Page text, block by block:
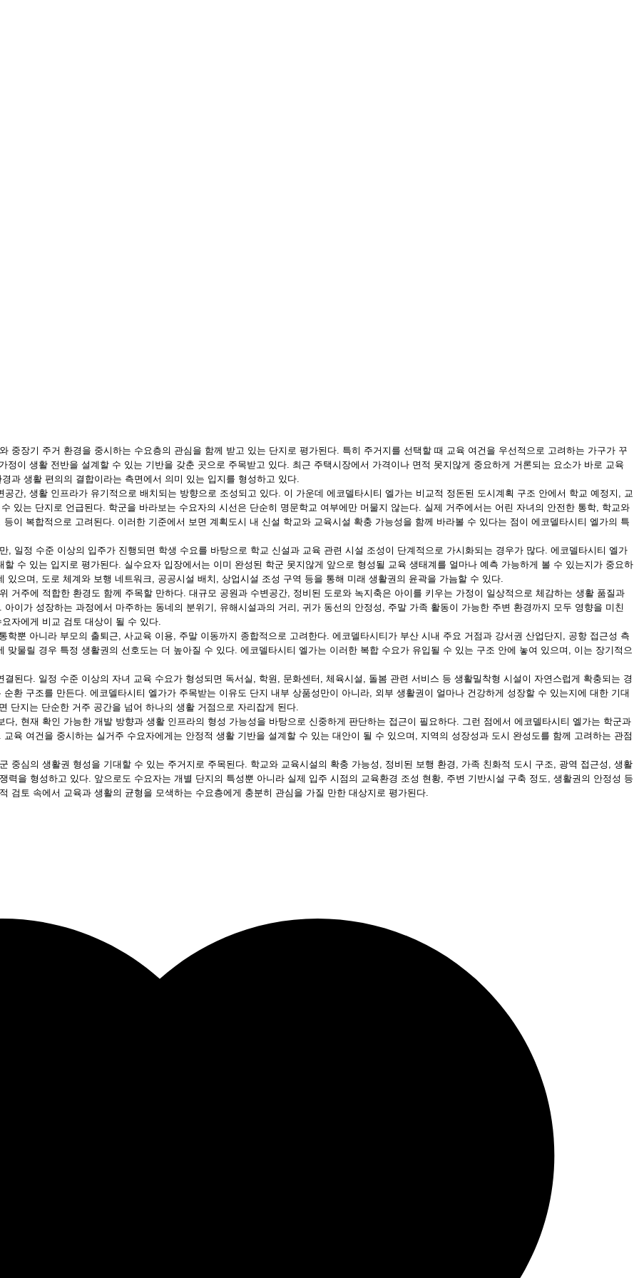
중장기 주거 환경을 중시하는 수요층의 관심을 함께 받고 있는 단지로 평가된다. 특히 주거지를 선택할 때 교육 여건을 우선적으로 고려하는 가구가 꾸
이 생활 전반을 설계할 수 있는 기반을 갖춘 곳으로 주목받고 있다. 최근 주택시장에서 가격이나 면적 못지않게 중요하게 거론되는 요소가 바로 교육
과 생활 편의의 결합이라는 측면에서 의미 있는 입지를 형성하고 있다.
간, 생활 인프라가 유기적으로 배치되는 방향으로 조성되고 있다. 이 가운데 에코델타시티 엘가는 비교적 정돈된 도시계획 구조 안에서 학교 예정지, 교
있는 단지로 언급된다. 학군을 바라보는 수요자의 시선은 단순히 명문학교 여부에만 머물지 않는다. 실제 거주에서는 어린 자녀의 안전한 통학, 학교와
이 복합적으로 고려된다. 이러한 기준에서 보면 계획도시 내 신설 학교와 교육시설 확충 가능성을 함께 바라볼 수 있다는 점이 에코델타시티 엘가의 특
일정 수준 이상의 입주가 진행되면 학생 수요를 바탕으로 학교 신설과 교육 관련 시설 조성이 단계적으로 가시화되는 경우가 많다. 에코델타시티 엘가
수 있는 입지로 평가된다. 실수요자 입장에서는 이미 완성된 학군 못지않게 앞으로 형성될 교육 생태계를 얼마나 예측 가능하게 볼 수 있는지가 중요하
으며, 도로 체계와 보행 네트워크, 공공시설 배치, 상업시설 조성 구역 등을 통해 미래 생활권의 윤곽을 가늠할 수 있다.
거주에 적합한 환경도 함께 주목할 만하다. 대규모 공원과 수변공간, 정비된 도로와 녹지축은 아이를 키우는 가정이 일상적으로 체감하는 생활 품질과
이가 성장하는 과정에서 마주하는 동네의 분위기, 유해시설과의 거리, 귀가 동선의 안정성, 주말 가족 활동이 가능한 주변 환경까지 모두 영향을 미친
자에게 비교 검토 대상이 될 수 있다.
뿐 아니라 부모의 출퇴근, 사교육 이용, 주말 이동까지 종합적으로 고려한다. 에코델타시티가 부산 시내 주요 거점과 강서권 산업단지, 공항 접근성 측
물릴 경우 특정 생활권의 선호도는 더 높아질 수 있다. 에코델타시티 엘가는 이러한 복합 수요가 유입될 수 있는 구조 안에 놓여 있으며, 이는 장기적으
된다. 일정 수준 이상의 자녀 교육 수요가 형성되면 독서실, 학원, 문화센터, 체육시설, 돌봄 관련 서비스 등 생활밀착형 시설이 자연스럽게 확충되는 경
환 구조를 만든다. 에코델타시티 엘가가 주목받는 이유도 단지 내부 상품성만이 아니라, 외부 생활권이 얼마나 건강하게 성장할 수 있는지에 대한 기대
단지는 단순한 거주 공간을 넘어 하나의 생활 거점으로 자리잡게 된다.
, 현재 확인 가능한 개발 방향과 생활 인프라의 형성 가능성을 바탕으로 신중하게 판단하는 접근이 필요하다. 그런 점에서 에코델타시티 엘가는 학군과
육 여건을 중시하는 실거주 수요자에게는 안정적 생활 기반을 설계할 수 있는 대안이 될 수 있으며, 지역의 성장성과 도시 완성도를 함께 고려하는 관점
중심의 생활권 형성을 기대할 수 있는 주거지로 주목된다. 학교와 교육시설의 확충 가능성, 정비된 보행 환경, 가족 친화적 도시 구조, 광역 접근성, 생활
을 형성하고 있다. 앞으로도 수요자는 개별 단지의 특성뿐 아니라 실제 입주 시점의 교육환경 조성 현황, 주변 기반시설 구축 정도, 생활권의 안정성 등
검토 속에서 교육과 생활의 균형을 모색하는 수요층에게 충분히 관심을 가질 만한 대상지로 평가된다.